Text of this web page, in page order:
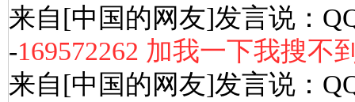
来自[中国的网友]发言说：
-169572262 加我一下我搜不
来自[中国的网友]发言说：